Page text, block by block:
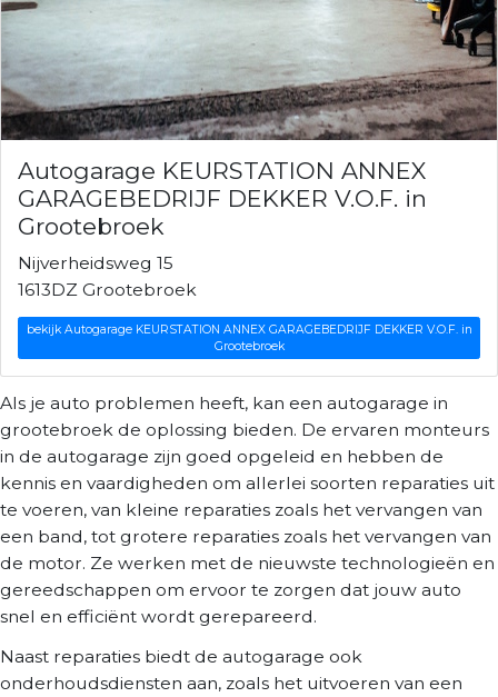
Autogarage KEURSTATION ANNEX
GARAGEBEDRIJF DEKKER V.O.F. in
Grootebroek
Nijverheidsweg 15
1613DZ Grootebroek
bekijk Autogarage KEURSTATION ANNEX GARAGEBEDRIJF DEKKER V.O.F. in
Grootebroek
Als je auto problemen heeft, kan een autogarage in
grootebroek de oplossing bieden. De ervaren monteurs
in de autogarage zijn goed opgeleid en hebben de
kennis en vaardigheden om allerlei soorten reparaties uit
te voeren, van kleine reparaties zoals het vervangen van
een band, tot grotere reparaties zoals het vervangen van
de motor. Ze werken met de nieuwste technologieën en
gereedschappen om ervoor te zorgen dat jouw auto
snel en efficiënt wordt gerepareerd.
Naast reparaties biedt de autogarage ook
onderhoudsdiensten aan, zoals het uitvoeren van een